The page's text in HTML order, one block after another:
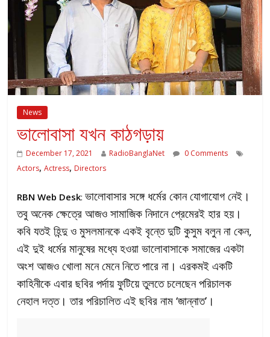
News
ভালোবাসা যখন কাঠগড়ায়
December 17, 2021 RadioBanglaNet
0 Comments
Actors,Actress, Directors
RBN Web Desk:ভালোবাসার সঙ্গে ধর্মের কোন যোগাযোগ নেই।
তবু অনেক ক্ষেত্রে আজও সামাজিক নিদানে প্রেমেরই হার হয়।
কবি যতই হিন্দু ও মুসলমানকে একই বৃন্তে দুটি কুসুম বলুন না কেন,
এই দুই ধর্মের মানুষের মধ্যে হওয়া ভালোবাসাকে সমাজের একটা
অংশ আজও খোলা মনে মেনে নিতে পারে না। এরকমই একটি
কাহিনীকে এবার ছবির পর্দায় ফুটিয়ে তুলতে চলেছেন পরিচালক
নেহাল দত্ত। তার পরিচালিত এই ছবির নাম ‘জান্নাত’।